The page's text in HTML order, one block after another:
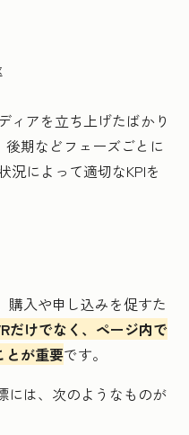
ィアを立ち上げたばかり
期などフェーズごとに
況によって適切なKPIを
購入や申し込みを促すた
だけでなく、ページ内で
とが重要です。
には、次のようなものが